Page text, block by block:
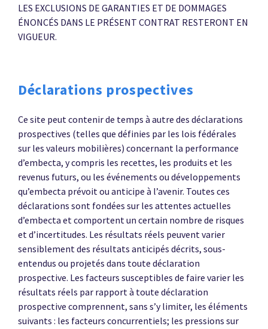
LES EXCLUSIONS DE GARANTIES ET DE DOMMAGES
ÉNONCÉS DANS LE PRÉSENT CONTRAT RESTERONT EN
VIGUEUR.
Déclarations prospectives
Ce site peut contenir de temps à autre des déclarations
prospectives (telles que définies par les lois fédérales
sur les valeurs mobilières) concernant la performance
d’embecta, y compris les recettes, les produits et les
revenus futurs, ou les événements ou développements
qu’embecta prévoit ou anticipe à l’avenir. Toutes ces
déclarations sont fondées sur les attentes actuelles
d’embecta et comportent un certain nombre de risques
et d’incertitudes. Les résultats réels peuvent varier
sensiblement des résultats anticipés décrits, sous-
entendus ou projetés dans toute déclaration
prospective. Les facteurs susceptibles de faire varier les
résultats réels par rapport à toute déclaration
prospective comprennent, sans s’y limiter, les éléments
suivants : les facteurs concurrentiels; les pressions sur